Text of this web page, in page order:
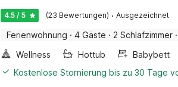
4.5 / 5 (23 Bewertungen) · Ausgezeichnet
Ferienwohnung · 4 Gäste · 2 Schlafzimmer ·
Wellness
Hottub Babybett
Kostenlose Stornierung bis zu 30 Tage